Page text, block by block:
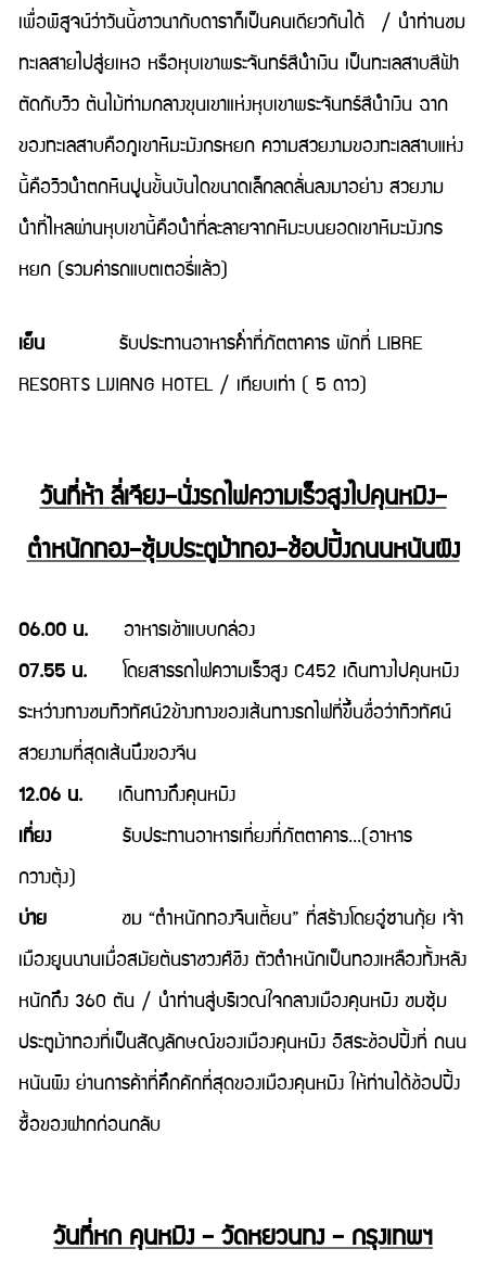
เพื่อพิสูจน์ว่าวันนี้ชาวนากับดาราก็เป็นคนเดียวกันได้ / นําท่านชม
ทะเลสายไปสู่ยเหอ หรือหุบเขาพระจันทร์สีน้ําเงิน เป็นทะเลสาบสีฟ้า
ตัดกับวิว ต้นไม้ท่ามกลางขุนเขาแห่งหุบเขาพระจันทร์สีน้ําเงิน ฉาก
ของทะเลสาบคือภูเขาหิมะมังกรหยก ความสวยงามของทะเลสาบแห่ง
นี้คือวิวน้ําตกหินปูนขั้นบันไดขนาดเล็กลดลั่นลงมาอย่าง สวยงาม
น้ําที่ไหลผ่านหุบเขานี้คือน้ําที่ละลายจากหิมะบนยอดเขาหิมะมังกร
หยก (รวมค่ารถแบตเตอรี่แล้ว)
เย็น รับประทานอาหารค่ำที่ภัตตาคาร พักที่ LIBRE
RESORTS LIJIANG HOTEL / เทียบเท่า ( 5 ดาว)
วันที่ห้า ลี่เจียง–นั่งรถไฟความเร็วสูงไปคุนหมิง–
ตำหนักทอง–ซุ้มประตูม้าทอง–ช้อปปิ้งถนนหนันผิง
06.00 น.
อาหารเช้าแบบกล่อง
07.55 น.
โดยสารรถไฟความเร็วสูง C452 เดินทางไปคุนหมิง
ระหว่างทางชมทิวทัศน์2ข้างทางของเส้นทางรถไฟที่ขึ้นชื่อว่าทิวทัศน์
สวยงามที่สุดเส้นนึงของจีน
12.06 น.
เดินทางถึงคุนหมิง
เที่ยง
รับประทานอาหารเที่ยงที่ภัตตาคาร...(อาหาร
กวางตุ้ง)
บ่าย
ชม “ตำหนักทองจินเตี้ยน” ที่สร้างโดยอู๋ซานกุ้ย เจ้า
เมืองยูนนานเมื่อสมัยต้นราชวงศ์ชิง ตัวตำหนักเป็นทองเหลืองทั้งหลัง
หนักถึง 360 ตัน / นำท่านสู่บริเวณใจกลางเมืองคุนหมิง ชมซุ้ม
ประตูม้าทองที่เป็นสัญลักษณ์ของเมืองคุนหมิง อิสระช้อปปิ้งที่ ถนน
หนันผิง ย่านการค้าที่คึกคักที่สุดของเมืองคุนหมิง ให้ท่านได้ช้อปปิ้ง
ซื้อของฝากก่อนกลับ
วันที่หก คุนหมิง – วัดหยวนทง – กรุงเทพฯ